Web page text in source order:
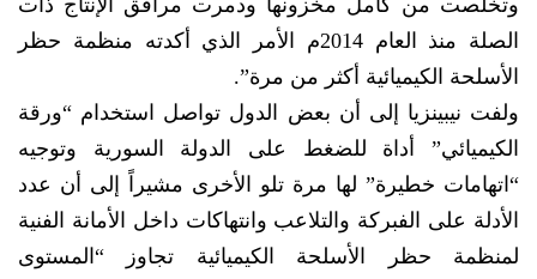
وتخلصت من كامل مخزونها ودمرت مرافق الإنتاج ذات
الصلة منذ العام 2014م الأمر الذي أكدته منظمة حظر
الأسلحة الكيميائية أكثر من مرة”.
ولفت نيبينزيا إلى أن بعض الدول تواصل استخدام “ورقة
الكيميائي” أداة للضغط على الدولة السورية وتوجيه
“اتهامات خطيرة” لها مرة تلو الأخرى مشيراً إلى أن عدد
الأدلة على الفبركة والتلاعب وانتهاكات داخل الأمانة الفنية
لمنظمة حظر الأسلحة الكيميائية تجاوز “المستوى